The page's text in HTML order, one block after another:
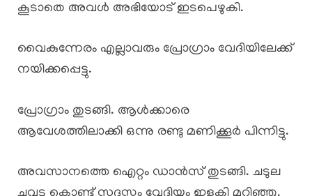
കൂടാതെ അവൾ അഭിയോട് ഇടപെഴുകി.
വൈകുന്നേരം എല്ലാവരും പ്രോഗ്രാം വേദിയിലേക്ക്
നയിക്കപ്പെട്ടു.
പ്രോഗ്രാം തുടങ്ങി. ആൾക്കാരെ
ആവേശത്തിലാക്കി ഒന്നു രണ്ടു മണിക്കൂർ പിന്നിട്ടു.
അവസാനത്തെ ഐറ്റം ഡാൻസ് തുടങ്ങി. ചടുല